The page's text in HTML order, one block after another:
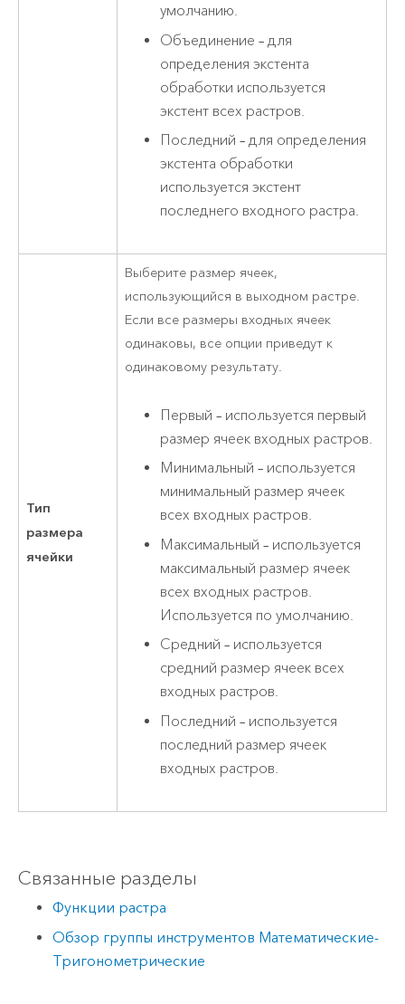
умолчанию.
Объединение – для
определения экстента
обработки используется
экстент всех растров.
Последний – для определения
экстента обработки
используется экстент
последнего входного растра.
Тип
размера
ячейки
Выберите размер ячеек,
использующийся в выходном растре.
Если все размеры входных ячеек
одинаковы, все опции приведут к
одинаковому результату.
Первый – используется первый
размер ячеек входных растров.
Минимальный – используется
минимальный размер ячеек
всех входных растров.
Максимальный – используется
максимальный размер ячеек
всех входных растров.
Используется по умолчанию.
Средний – используется
средний размер ячеек всех
входных растров.
Последний – используется
последний размер ячеек
входных растров.
Связанные разделы
Функции растра
Обзор группы инструментов Математические-
Тригонометрические